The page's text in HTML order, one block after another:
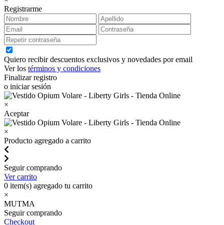
Registrarme
Quiero recibir descuentos exclusivos y novedades por email
Ver los términos y condiciones
Finalizar registro
o iniciar sesión
×
Aceptar
×
Producto agregado a carrito
Seguir comprando
Ver carrito
0 item(s) agregado tu carrito
×
MUTMA
Seguir comprando
Checkout